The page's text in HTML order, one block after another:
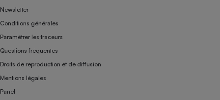
Newsletter
Conditions générales
Paramétrer les traceurs
Questions fréquentes
Droits de reproduction et de diffusion
Mentions légales
Panel